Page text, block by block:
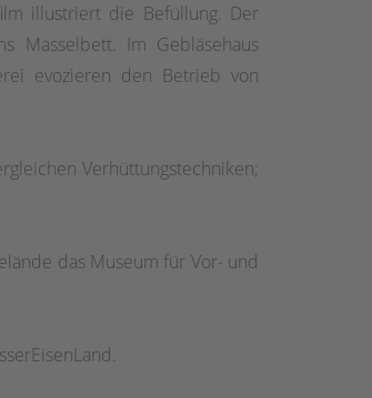
illustriert die Befüllung. Der
Masselbett. Im Gebläsehaus
evozieren den Betrieb von
Verhüttungstechniken;
das Museum für Vor- und